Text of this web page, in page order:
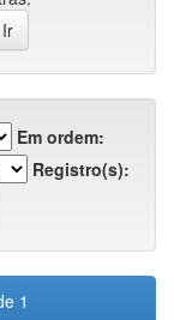
Em ordem:
Registro(s):
1